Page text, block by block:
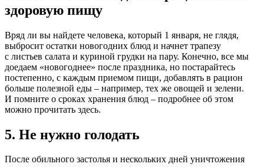
здоровую пищу
Вряд ли вы найдете человека, который 1 января, не глядя,
выбросит остатки новогодних блюд и начнет трапезу
с листьев салата и куриной грудки на пару. Конечно, все мы
доедаем «новогоднее» после праздника, но постарайтесь
постепенно, с каждым приемом пищи, добавлять в рацион
больше полезной еды – например, тех же овощей и зелени.
И помните о сроках хранения блюд – подробнее об этом
можно прочитать здесь.
5. Не нужно голодать
После обильного застолья и нескольких дней уничтожения